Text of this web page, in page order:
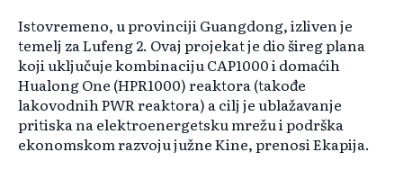
Istovremeno, u provinciji Guangdong, izliven je
temelj za Lufeng 2. Ovaj projekat je dio šireg plana
koji uključuje kombinaciju CAP1000 i domaćih
Hualong One (HPR1000) reaktora (takođe
lakovodnih PWR reaktora) a cilj je ublažavanje
pritiska na elektroenergetsku mrežu i podrška
ekonomskom razvoju južne Kine, prenosi Ekapija.